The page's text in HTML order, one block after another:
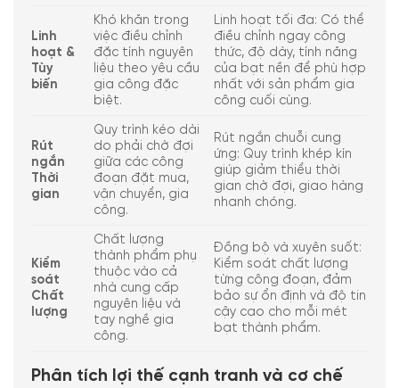
Linh
hoạt &
Tùy
biến
Khó khăn trong
việc điều chỉnh
đặc tính nguyên
liệu theo yêu cầu
gia công đặc
biệt.
Linh hoạt tối đa: Có thể
điều chỉnh ngay công
thức, độ dày, tính năng
của bạt nền để phù hợp
nhất với sản phẩm gia
công cuối cùng.
Rút
ngắn
Thời
gian
Quy trình kéo dài
do phải chờ đợi
giữa các công
đoạn đặt mua,
vận chuyển, gia
công.
Rút ngắn chuỗi cung
ứng: Quy trình khép kín
giúp giảm thiểu thời
gian chờ đợi, giao hàng
nhanh chóng.
Kiểm
soát
Chất
lượng
Chất lượng
thành phẩm phụ
thuộc vào cả
nhà cung cấp
nguyên liệu và
tay nghề gia
công.
Đồng bộ và xuyên suốt:
Kiểm soát chất lượng
từng công đoạn, đảm
bảo sự ổn định và độ tin
cậy cao cho mỗi mét
bạt thành phẩm.
Phân tích lợi thế cạnh tranh và cơ chế